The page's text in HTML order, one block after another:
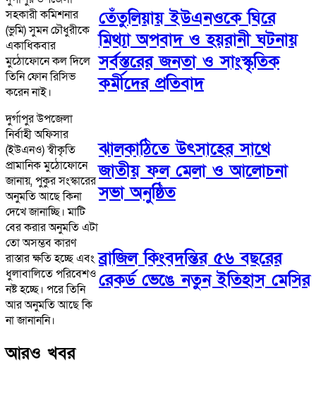
সহকারী কমিশনার
(ভুমি) সুমন চৌধুরীকে
একাধিকবার
মুঠোফোনে কল দিলে
তিনি ফোন রিসিভ
করেন নাই।
দুর্গাপুর উপজেলা
নির্বাহী অফিসার
(ইউএনও) স্বীকৃতি
প্রামানিক মুঠোফোনে
জানায়, পুকুর সংস্কারের
অনুমতি আছে কিনা
দেখে জানাচ্ছি। মাটি
বের করার অনুমতি এটা
তো অসম্ভব কারণ
রাস্তার ক্ষতি হচ্ছে এবং
ধুলাবালিতে পরিবেশও
নষ্ট হচ্ছে। পরে তিনি
আর অনুমতি আছে কি
না জানাননি।
আরও খবর
তেঁতুলিয়ায় ইউএনওকে ঘিরে
মিথ্যা অপবাদ ও হয়রানী ঘটনায়
সর্বস্তরের জনতা ও সাংস্কৃতিক
কর্মীদের প্রতিবাদ
ঝালকাঠিতে উৎসাহের সাথে
জাতীয় ফল মেলা ও আলোচনা
সভা অনুষ্ঠিত
ব্রাজিল কিংবদন্তির ৫৬ বছরের
রেকর্ড ভেঙে নতুন ইতিহাস মেসির